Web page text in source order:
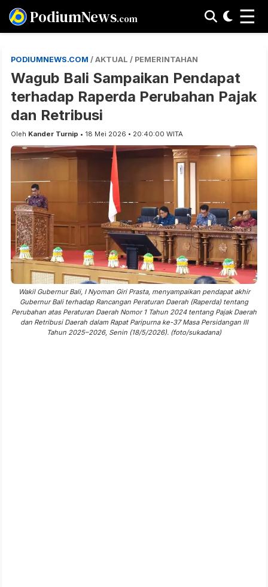
PodiumNews.com ☰
PODIUMNEWS.COM / AKTUAL / PEMERINTAHAN
Wagub Bali Sampaikan Pendapat
terhadap Raperda Perubahan Pajak
dan Retribusi
Oleh Kander Turnip • 18 Mei 2026 • 20:40:00 WITA
Wakil Gubernur Bali, I Nyoman Giri Prasta, menyampaikan pendapat akhir
Gubernur Bali terhadap Rancangan Peraturan Daerah (Raperda) tentang
Perubahan atas Peraturan Daerah Nomor 1 Tahun 2024 tentang Pajak Daerah
dan Retribusi Daerah dalam Rapat Paripurna ke-37 Masa Persidangan III
Tahun 2025–2026, Senin (18/5/2026). (foto/sukadana)